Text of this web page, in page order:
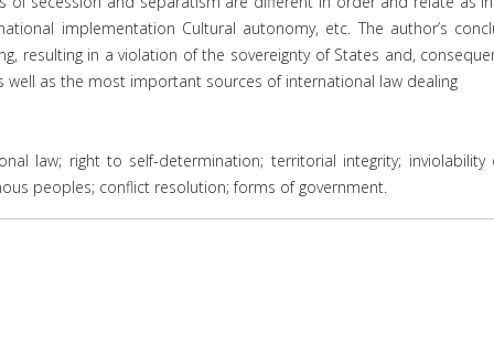
implementation Cultural autonomy, etc. The author’s
resulting in a violation of the sovereignty of States and,
well as the most important sources of international law dealing
law; right to self-determination; territorial integrity;
peoples; conflict resolution; forms of government.